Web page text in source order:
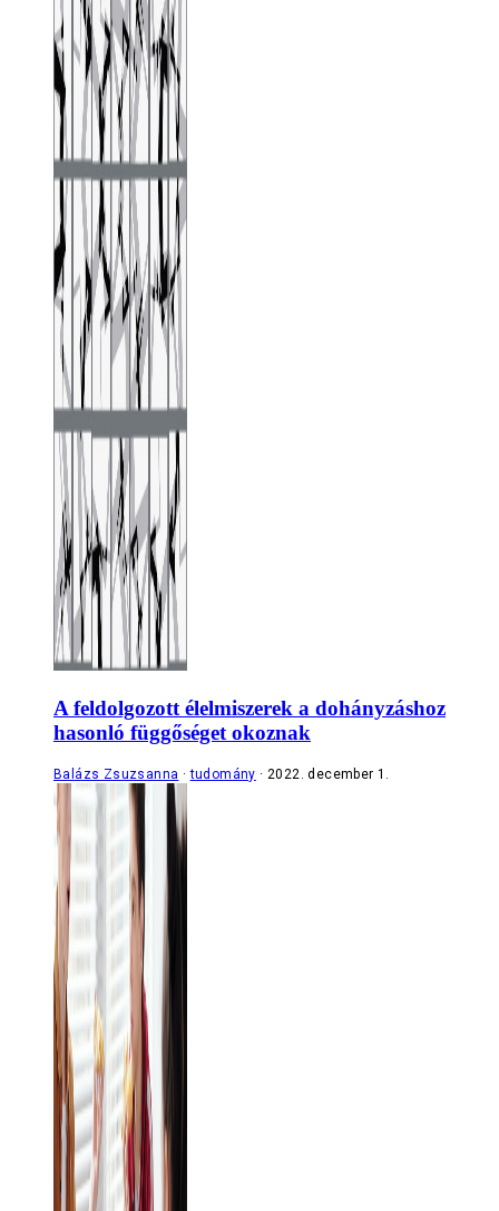
A feldolgozott élelmiszerek a dohányzáshoz
hasonló függőséget okoznak
Balázs Zsuzsanna tudomány 2022. december 1.